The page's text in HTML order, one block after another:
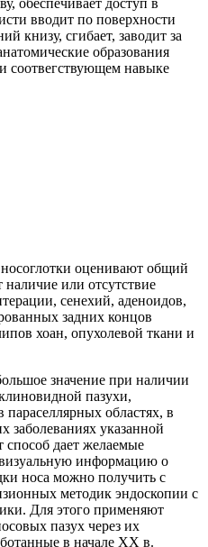
вводит по поверхности
книзу, сгибает, заводит за
образования
соотвегствующем навыке
оценивают общий
или отсутствие
сенехий, аденоидов,
задних концов
хоан, опухолевой ткани и
значение при наличии
пазухи,
областях, в
заболеваниях указанной
способ дает желаемые
информацию о
носа можно получить с
методик эндоскопии с
Для этого применяют
пазух через их
в начале XX в.